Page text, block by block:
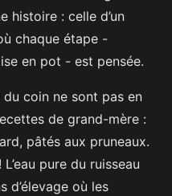
histoire : celle d’un
chaque étape -
en pot - est pensée.
coin ne sont pas en
de grand-mère :
pâtés aux pruneaux.
pure du ruisseau
d’élevage où les